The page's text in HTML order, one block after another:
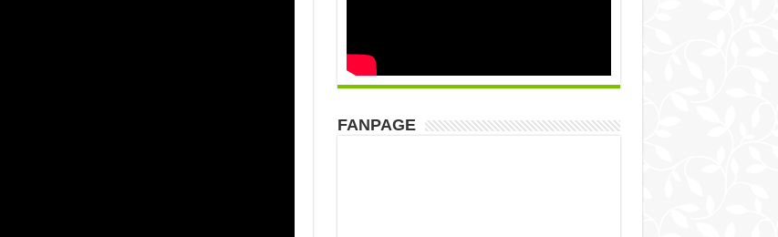
FANPAGE